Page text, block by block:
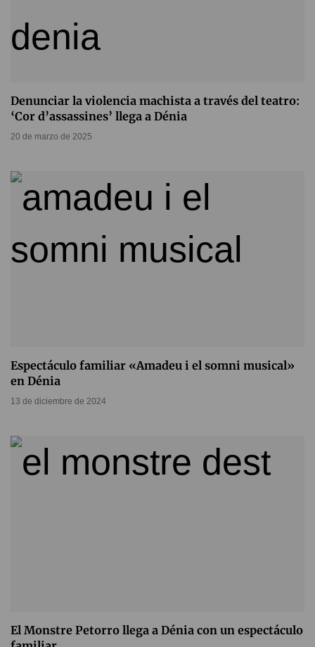
Denunciar la violencia machista a través del teatro:
‘Cor d’assassines’ llega a Dénia
20 de marzo de 2025
Espectáculo familiar «Amadeu i el somni musical»
en Dénia
13 de diciembre de 2024
El Monstre Petorro llega a Dénia con un espectáculo